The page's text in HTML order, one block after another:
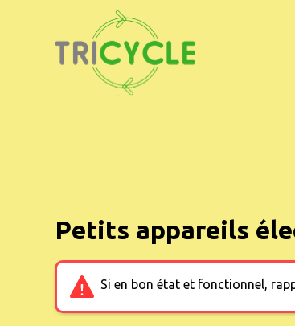
Petits appareils
Si en bon état et fonctionnel,